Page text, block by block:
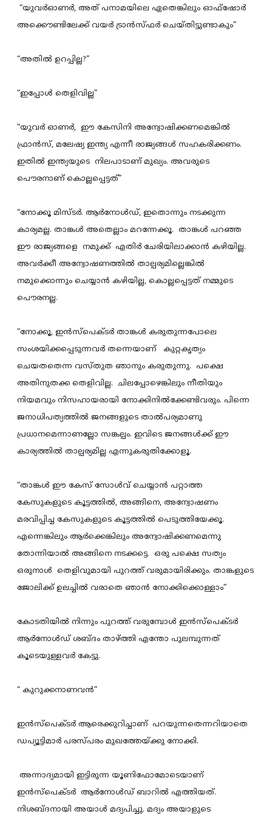
“യുവര്‍ഓണര്‍, അത് പനാമയിലെ ഏതെങ്കിലും ഓഫ്‌ഷോര്‍
അക്കൌണ്ടിലേക്ക് വയര്‍ ട്രാന്‍സ്ഫര്‍ ചെയ്തിട്ടുണ്ടാകും”
“അതില്‍ ഉറപ്പില്ല?”
“ഇപ്പോള്‍ തെളിവില്ല”
“യുവര്‍ ഓണര്‍, ഈ കേസിനി അന്വോഷിക്കണമെങ്കില്‍
ഫ്രാന്‍സ്, മലേഷ്യ ഇന്ത്യ എന്നീ രാജ്യങ്ങള്‍ സഹകരിക്കണം.
ഇതില്‍ ഇന്ത്യയുടെ നിലപാടാണ് മുഖ്യം. അവരുടെ
പൌരനാണ് കൊല്ലപ്പെട്ടത്”
“നോക്കൂ മിസ്ടര്‍. ആര്‍നോള്‍ഡ്, ഇതൊന്നും നടക്കുന്ന
കാര്യമല്ല. താങ്കള്‍ അതെല്ലാം മറന്നേക്കൂ. താങ്കള്‍ പറഞ്ഞ
ഈ രാജ്യങ്ങളെ നമുക്ക് എതിര്‍ ചേരിയിലാക്കാന്‍ കഴിയില്ല.
അവര്‍ക്കീ അന്വോഷണത്തില്‍ താല്പര്യമില്ലെങ്കില്‍
നമുക്കൊന്നും ചെയ്യാന്‍ കഴിയില്ല, കൊല്ലപ്പെട്ടത് നമ്മുടെ
പൌരനല്ല.
“നോക്കൂ, ഇന്‍സ്പെക്ടര്‍ താങ്കള്‍ കരുതുന്നപോലെ
സംശയിക്കപ്പെടുന്നവര്‍ തന്നെയാണ് കുറ്റകൃത്യം
ചെയതതെന്ന വസ്തുത ഞാനും കരുതുന്നു. പക്ഷെ
അതിനുതക്ക തെളിവില്ല. ചിലപ്പോഴെങ്കിലും നീതിയും
നിയമവും നിസഹായരായി നോക്കിനില്‍ക്കേണ്ടിവരും. പിന്നെ
ജനാധിപത്യത്തില്‍ ജനങ്ങളുടെ താല്‍പര്യമാണു
പ്രധാനമെന്നാണല്ലോ സങ്കല്പം. ഇവിടെ ജനങ്ങള്‍ക്ക്‌ ഈ
കാര്യത്തില്‍ താല്പര്യമില്ല എന്നുകരുതിക്കോളൂ.
“താങ്കള്‍ ഈ കേസ് സോള്‍വ് ചെയ്യാന്‍ പറ്റാത്ത
കേസുകളുടെ കൂട്ടത്തില്‍, അങ്ങിനെ, അന്വോഷണം
മരവിപ്പിച്ച കേസുകളുടെ കൂട്ടത്തില്‍ പെടുത്തിയേക്കൂ.
എന്നെങ്കിലും ആര്‍ക്കെങ്കിലും അന്വോഷിക്കണമെന്നു
തോന്നിയാല്‍ അങ്ങിനെ നടക്കട്ടെ. ഒരു പക്ഷെ സത്യം
ഒരുനാള്‍ തെളിവുമായി പുറത്ത് വരുമായിരിക്കും. താങ്കളുടെ
ജോലിക്ക് ഉലച്ചില്‍ വരാതെ ഞാന്‍ നോക്കിക്കൊള്ളാം”
കോടതിയില്‍ നിന്നും പുറത്ത് വരുമ്പോള്‍ ഇന്‍സ്പെക്ടര്‍
ആര്‍നോള്‍ഡ് ശബ്ദം താഴ്ത്തി എന്തോ പുലമ്പുന്നത്
കൂടെയുള്ളവര്‍ കേട്ടു.
“ കുറുക്കനാണവന്‍”
ഇന്‍സ്പെക്ടര്‍ ആരെക്കുറിച്ചാണ് പറയുന്നതെന്നറിയാതെ
ഡപ്യൂട്ടിമാര്‍ പരസ്പരം മുഖത്തേയ്ക്കു നോക്കി.
അന്നാദ്യമായി ഇട്ടിരുന്ന യൂണിഫോമോടെയാണ്
ഇന്‍സ്പെക്ടര്‍ ആര്‍നോള്‍ഡ് ബാറില്‍ എത്തിയത്.
നിശബ്ദനായി അയാള്‍ മദ്യപിച്ചു. മദ്യം അയാളുടെ